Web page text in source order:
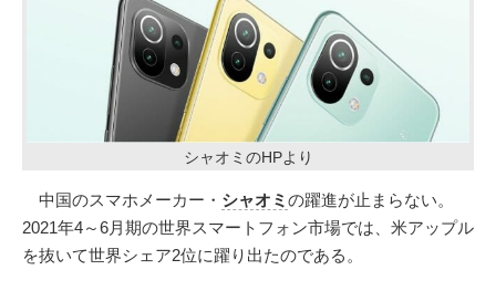
シャオミのHPより
中国のスマホメーカー・ シャオミ の躍進が止まらない。
2021年4～6月期の世界スマートフォン市場では、米アップル
を抜いて世界シェア2位に躍り出たのである。